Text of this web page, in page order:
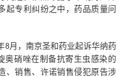
起专利纠纷之中，药品质量问
8月，南京圣和药业起诉华纳药
奥硝唑在制备抗寄生虫感染的
、销售、许诺销售侵犯原告涉